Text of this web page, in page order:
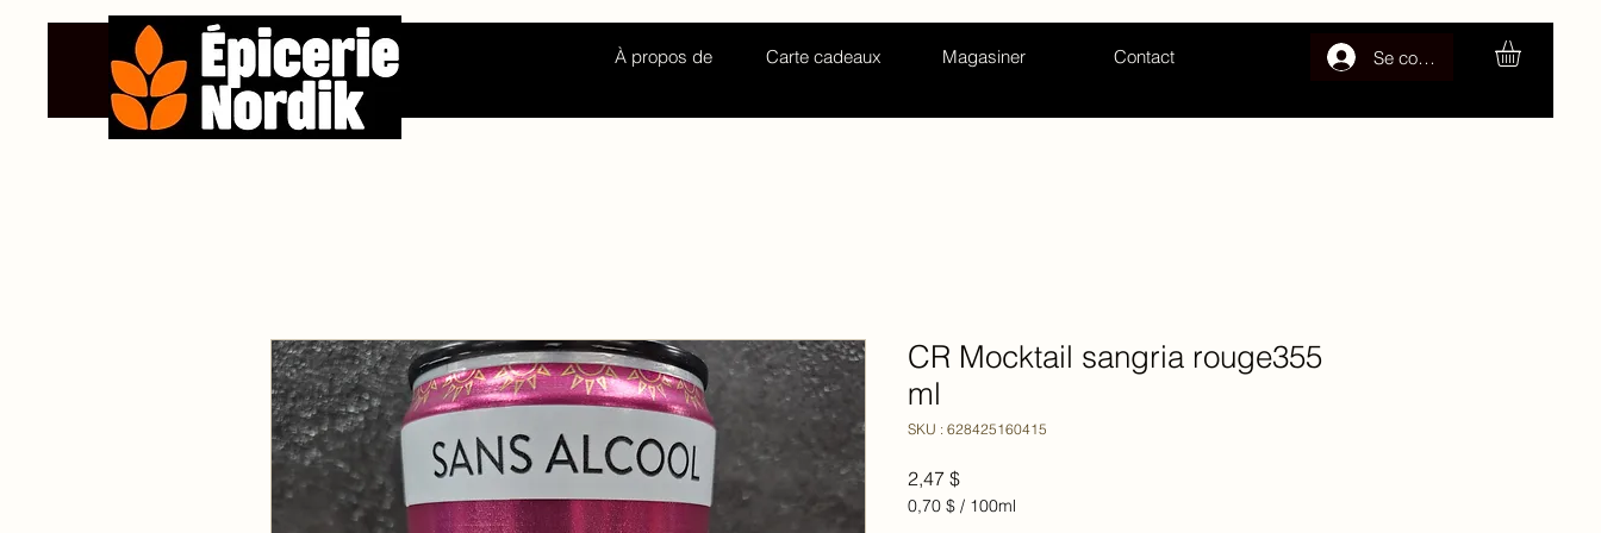
À propos de Carte cadeaux Magasiner Contact Se connecter
CR Mocktail sangria rouge355
ml
SKU : 628425160415
2,47 $Prix
0,70 $ / 100ml